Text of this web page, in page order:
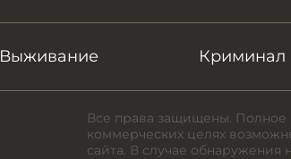
Выживание Криминал
Все права защищены. Полное
коммерческих целях
сайта. В случае